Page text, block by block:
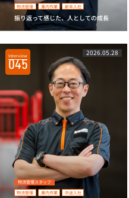
物流管理
庫内作業 新卒入社
振り返って感じた、人としての成長
2026.05.28
Interview
045
物流管理スタッフ
物流管理
庫内作業 中途入社